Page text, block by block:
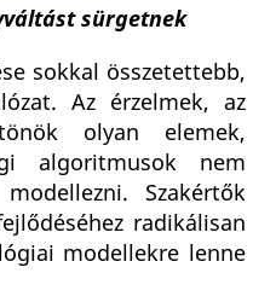
sürgetnek
sokkal összetettebb,
Az érzelmek, az
olyan elemek,
algoritmusok nem
Szakértők
radikálisan
modellekre lenne